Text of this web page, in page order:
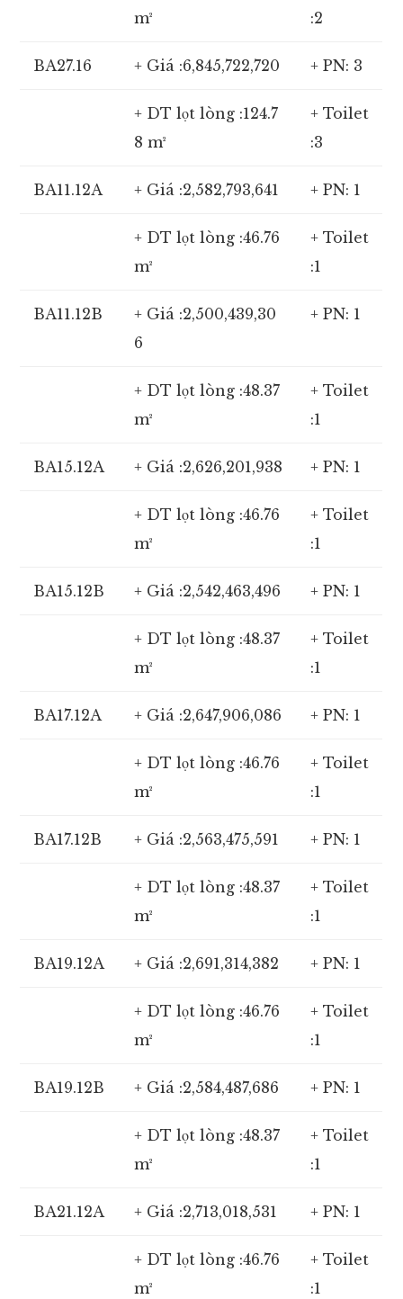
m²
:2
BA27.16 + Giá :6,845,722,720 + PN: 3
+ DT lọt lòng :124.7
8 m²
+ Toilet
:3
BA11.12A + Giá :2,582,793,641 + PN: 1
+ DT lọt lòng :46.76
m²
+ Toilet
:1
BA11.12B
+ Giá :2,500,439,30
6
+ PN: 1
+ DT lọt lòng :48.37
m²
+ Toilet
:1
BA15.12A + Giá :2,626,201,938 + PN: 1
+ DT lọt lòng :46.76
m²
+ Toilet
:1
BA15.12B + Giá :2,542,463,496 + PN: 1
+ DT lọt lòng :48.37
m²
+ Toilet
:1
BA17.12A + Giá :2,647,906,086 + PN: 1
+ DT lọt lòng :46.76
m²
+ Toilet
:1
BA17.12B + Giá :2,563,475,591 + PN: 1
+ DT lọt lòng :48.37
m²
+ Toilet
:1
BA19.12A + Giá :2,691,314,382 + PN: 1
+ DT lọt lòng :46.76
m²
+ Toilet
:1
BA19.12B + Giá :2,584,487,686 + PN: 1
+ DT lọt lòng :48.37
m²
+ Toilet
:1
BA21.12A + Giá :2,713,018,531 + PN: 1
+ DT lọt lòng :46.76
m²
+ Toilet
:1